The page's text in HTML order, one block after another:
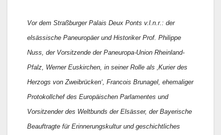
Vor dem Straßburger Palais Deux Ponts v.l.n.r.: der
elsässische Paneuropäer und Historiker Prof. Philippe
Nuss, der Vorsitzende der Paneuropa-Union Rheinland-
Pfalz, Werner Euskirchen, in seiner Rolle als ‚Kurier des
Herzogs von Zweibrücken‘, Francois Brunagel, ehemaliger
Protokollchef des Europäischen Parlamentes und
Vorsitzender des Weltbunds der Elsässer, der Bayerische
Beauftragte für Erinnerungskultur und geschichtliches